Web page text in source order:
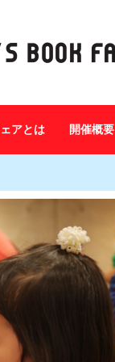
アとは 開催概要